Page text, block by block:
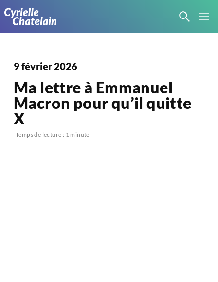
9 février 2026
Ma lettre à Emmanuel
Macron pour qu’il quitte
X
Temps de lecture : 1 minute